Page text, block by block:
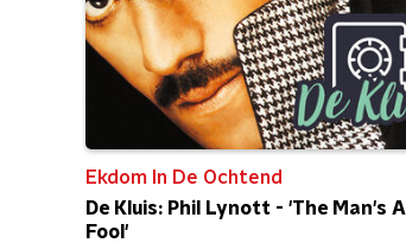
Ekdom In De Ochtend
De Kluis: Phil Lynott - 'The Man's A
Fool'